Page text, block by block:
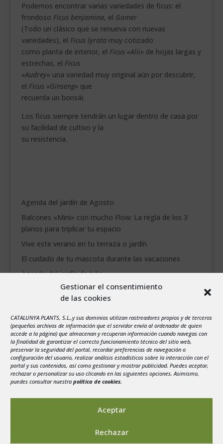
Gestionar el consentimiento
de las cookies
CATALUNYA PLANTS, S.L.,y sus dominios utilizan rastreadores propios y de terceros
(pequeños archivos de información que el servidor envía al ordenador de quien
accede a la página) que almacenan y recuperan información cuando navegas con
la finalidad de garantizar el correcto funcionamiento técnico del sitio web,
preservar la seguridad del portal, recordar preferencias de navegación o
configuración del usuario, realizar análisis estadísticos sobre la interacción con el
portal y sus contenidos, así como gestionar y mostrar publicidad. Puedes aceptar,
rechazar o personalizar su uso clicando en las siguientes opciones. Asimismo,
puedes consultar nuestra política de cookies.
Aceptar
Rechazar
Podemos encontrar varias variedades de ficus: el
frondoso Ficus benjamina, el Gomer
(Todo un clásico que se renueva con nuevas
variedades), el Ficus lyratamuy cotizado
como planta de interior, el Ficus «Alii» de hojas largas y
estrechas, el Ficus
«Audrey» una variedad muy original aún por descubrir,
el Ficus «Ginseng» que
recuerda un bonsái.
Los ficus siempre tendrán un lugar dentro de casa por
su facilidad de cultivo y la
su resistencia.
Agenda del jardín de Agosto
Balcones «Mini» con mucho Flow: La regla de los 3
planos para triplicar tu espacio
Vive este verano en tu terraza o jardín
El cuidado de tu mascota durante las vacaciones
Agenda del jardín de Julio
agosto 2026
1
2
3
4 5 6 7 8
9
10
11 12 13 14 15
16
17
18 19 20 21 22
23
24
25 26 27
31